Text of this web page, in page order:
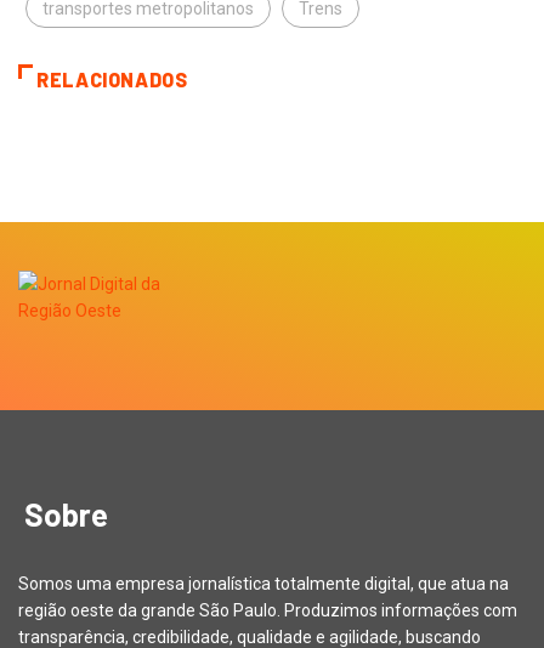
transportes metropolitanos Trens
RELACIONADOS
Sobre
Somos uma empresa jornalística totalmente digital, que atua na
região oeste da grande São Paulo. Produzimos informações com
transparência, credibilidade, qualidade e agilidade, buscando